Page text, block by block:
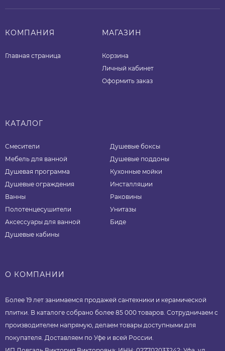
КОМПАНИЯ
Главная страница
МАГАЗИН
Корзина
Личный кабинет
Оформить заказ
КАТАЛОГ
Смесители
Мебель для ванной
Душевая программа
Душевые ограждения
Ванны
Полотенцесушители
Аксессуары для ванной
Душевые кабины
Душевые боксы
Душевые поддоны
Кухонные мойки
Инсталляции
Раковины
Унитазы
Биде
О КОМПАНИИ
Более 19 лет занимаемся продажей сантехники и керамической
плитки. В каталоге собрано более 85 000 товаров. Сотрудничаем с
производителем напрямую, делаем товары доступными для
покупателя. Доставляем по Уфе и всей России.